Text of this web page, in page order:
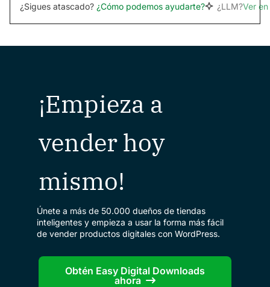
¿Sigues atascado? ¿Cómo podemos ayudarte? ¿LLM?Ver
¡Empieza a
vender hoy
mismo!
Únete a más de 50.000 dueños de tiendas
inteligentes y empieza a usar la forma más fácil
de vender productos digitales con WordPress.
Obtén Easy Digital Downloads
ahora